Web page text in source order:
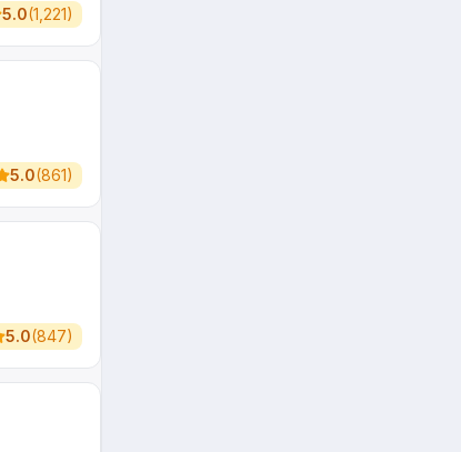
5.0(1,221)
5.0(861)
5.0(847)